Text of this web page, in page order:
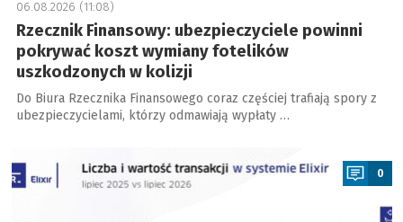
06.08.2026 (11:08)
Rzecznik Finansowy: ubezpieczyciele powinni
pokrywać koszt wymiany fotelików
uszkodzonych w kolizji
Do Biura Rzecznika Finansowego coraz częściej trafiają spory z
ubezpieczycielami, którzy odmawiają wypłaty …
0